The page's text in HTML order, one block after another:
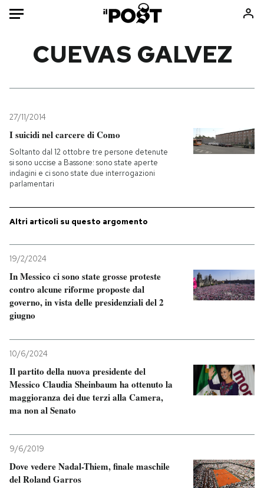
Mondo
Politica
Tecnologia
Internet
Scienza
Economia
Consumismi
Storie/Idee
Ok Boomer!
PODCAST
I MIEI PREFERITI
SHOP
CALENDARIO
AREA PERSONALE
CUEVAS GALVEZ
27/11/2014
I suicidi nel carcere di Como
Soltanto dal 12 ottobre tre persone detenute
si sono uccise a Bassone: sono state aperte
indagini e ci sono state due interrogazioni
parlamentari
Altri articoli su questo argomento
19/2/2024
In Messico ci sono state grosse proteste
contro alcune riforme proposte dal
governo, in vista delle presidenziali del 2
giugno
10/6/2024
Il partito della nuova presidente del
Messico Claudia Sheinbaum ha ottenuto la
maggioranza dei due terzi alla Camera,
ma non al Senato
9/6/2019
Dove vedere Nadal-Thiem, finale maschile
del Roland Garros